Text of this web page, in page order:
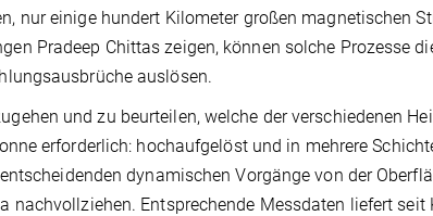
nur einige hundert Kilometer großen magnetischen
Pradeep Chittas zeigen, können solche Prozesse
auslösen.
und zu beurteilen, welche der verschiedenen
erforderlich: hochaufgelöst und in mehrere
dynamischen Vorgänge von der
nachvollziehen. Entsprechende Messdaten liefert seit